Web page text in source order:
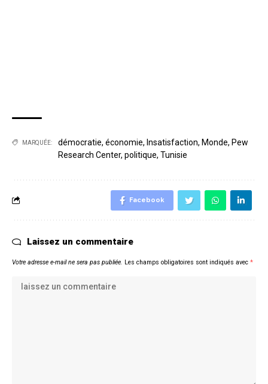
MARQUÉE: démocratie, économie, Insatisfaction, Monde, Pew
Research Center, politique, Tunisie
Facebook
Laissez un commentaire
Votre adresse e-mail ne sera pas publiée. Les champs obligatoires sont indiqués avec *